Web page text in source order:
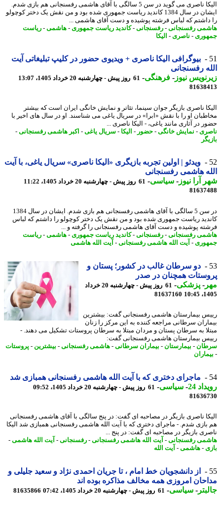
الیکا ناصری می گوید در سن 5 سالگی با آقای هاشمی رفسنجانی هم بازی شدم.
ایشان در سال 1384 کاندید ریاست جمهوری شده بود و من نقش یک دختر کوچولو
که لباس فرشته پوشیده و دست آقای هاشمی ...
رفسنجانی-رفسنجانی-کاندید ریاست جمهوری- هاشمی-ریاست
- ناصری- الیکا
بیوگرافی الیکا ناصری + ویدیوی حضور در کلیپ تبلیغاتی آیت
رفسنجانی
نیوز-فرهنگی-61 روز پیش - چهارشنبه 20 خرداد 1405، 13:07
ناصری بازیگر جوان سینما، تئاتر و نمایش خانگی ایران است که بیشتر
او را با نقش «ابرا» در سریال یاغی می شناسند. او در سال های اخیر با
در آثاری مانند یاغی، - الیکا ناصری ...
- نمایش خانگی-حضور-الیکا -سریال یاغی-اکبر هاشمی رفسنجانی-
ویدئو | اولین تجربه بازیگری «الیکا ناصری» سریال یاغی، با آیت
هاشمی رفسنجانی
آرا نیوز-سیاسی-61 روز پیش - چهارشنبه 20 خرداد 1405، 11:22
در سن 5 سالگی با آقای هاشمی رفسنجانی هم بازی شدم. ایشان در سال 1384
ریاست جمهوری شده بود و من نقش یک دختر کوچولو را داشتم که لباس
پوشیده و دست آقای هاشمی رفسنجانی را گرفته و ...
رفسنجانی-رفسنجانی-کاندید ریاست جمهوری- هاشمی-ریاست
- آیت الله هاشمی رفسنجانی-آیت الله هاشمی
دو سرطان غالب در کشور؛ پستان و
همچنان در صدر
-پزشکی-
61 روز پیش - چهارشنبه 20 خرداد
81637160
بیمارستان هاشمی رفسنجانی گفت: بیشترین
سرطانی مراجعه کننده به این مرکز را زنان
به سرطان پستان و مردان مبتلا به سرطان پروستات تشکیل می دهند. -
بیمارستان هاشمی رفسنجانی گفت:
-بیمارستان-بیماران سرطانی-هاشمی رفسنجانی-بیشترین- پروستات
ماجرای دختری که با آیت الله هاشمی رفسنجانی همبازی شد
24
-سیاسی-61 روز پیش - چهارشنبه 20 خرداد 1405، 09:52
ناصری بازیگر در مصاحبه ای گفت: در پنج سالگی با آقای هاشمی رفسنجانی
شدم. - ماجرای دختری که با آیت الله هاشمی رفسنجانی همبازی شد الیکا
بازیگر در مصاحبه ای گفت: در پنج ...
رفسنجانی-آیت الله هاشمی رفسنجانی-رفسنجانی-آیت الله هاشمی-
- هاشمی-آیت الله
از دانشجویان خط امام ، تا جریان احمدی نژاد و سعید جلیلی و
امروزی همه مخالف مذاکره بوده اند
-سیاسی-61 روز پیش - چهارشنبه 20 خرداد 1405، 07:42 81635866